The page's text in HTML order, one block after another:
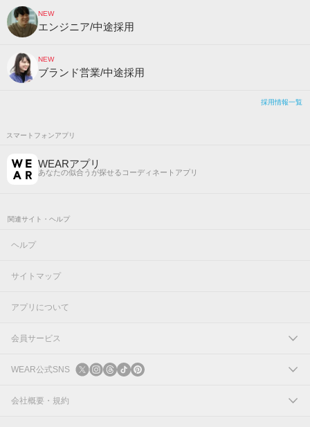
NEW
エンジニア/中途採用
NEW
ブランド営業/中途採用
採用情報一覧
スマートフォンアプリ
WEARアプリ
あなたの似合うが探せるコーディネートアプリ
関連サイト・ヘルプ
ヘルプ
サイトマップ
アプリについて
会員サービス
ログイン
新規会員登録
WEAR公式SNS
X
会社概要・規約